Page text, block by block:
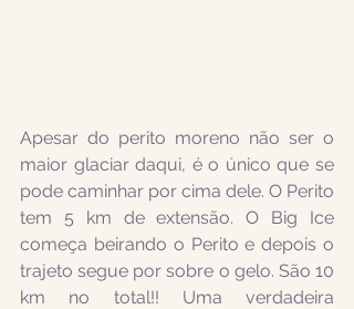
Apesar do perito moreno não ser o
maior glaciar daqui, é o único que se
pode caminhar por cima dele. O Perito
tem 5 km de extensão. O Big Ice
começa beirando o Perito e depois o
trajeto segue por sobre o gelo. São 10
km no total!! Uma verdadeira